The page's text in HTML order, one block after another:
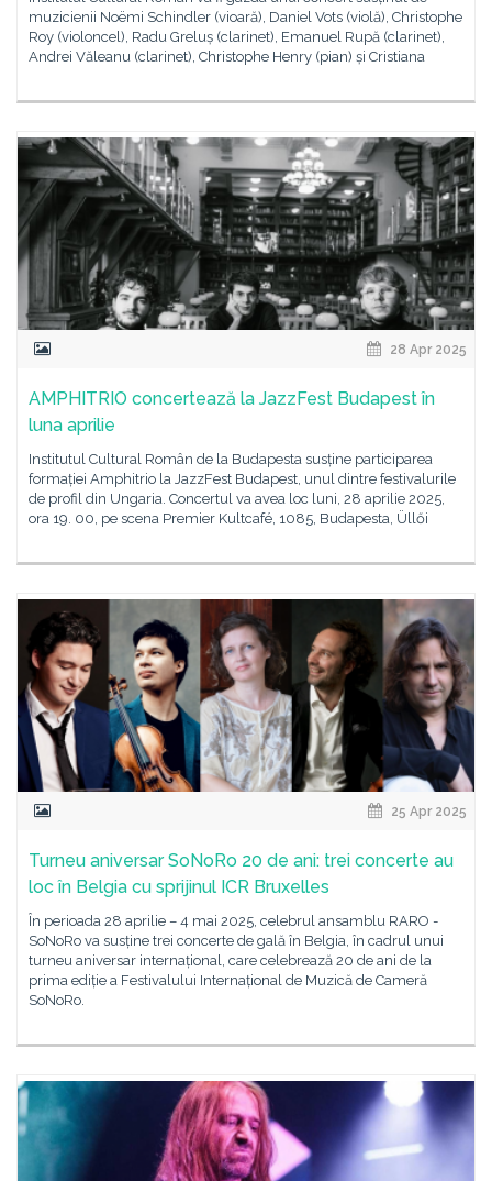
muzicienii Noëmi Schindler (vioară), Daniel Vots (violă), Christophe
Roy (violoncel), Radu Greluș (clarinet), Emanuel Rupă (clarinet),
Andrei Văleanu (clarinet), Christophe Henry (pian) și Cristiana
28 Apr 2025
AMPHITRIO concertează la JazzFest Budapest în
luna aprilie
Institutul Cultural Român de la Budapesta susține participarea
formației Amphitrio la JazzFest Budapest, unul dintre festivalurile
de profil din Ungaria. Concertul va avea loc luni, 28 aprilie 2025,
ora 19. 00, pe scena Premier Kultcafé, 1085, Budapesta, Üllői
25 Apr 2025
Turneu aniversar SoNoRo 20 de ani: trei concerte au
loc în Belgia cu sprijinul ICR Bruxelles
În perioada 28 aprilie – 4 mai 2025, celebrul ansamblu RARO -
SoNoRo va susține trei concerte de gală în Belgia, în cadrul unui
turneu aniversar internațional, care celebrează 20 de ani de la
prima ediție a Festivalului Internațional de Muzică de Cameră
SoNoRo.